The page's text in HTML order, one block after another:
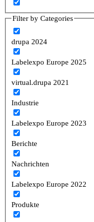
Filter by Categories
drupa 2024
Labelexpo Europe 2025
virtual.drupa 2021
Industrie
Labelexpo Europe 2023
Berichte
Nachrichten
Labelexpo Europe 2022
Produkte